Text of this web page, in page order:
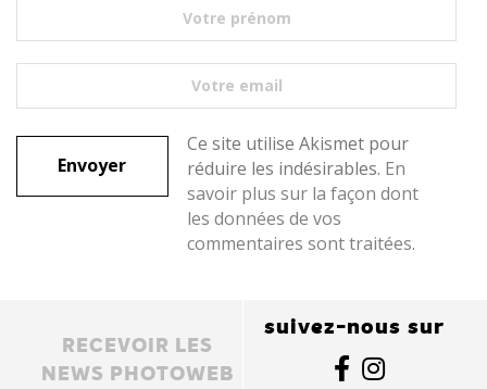
Ce site utilise Akismet pour
réduire les indésirables. En
savoir plus sur la façon dont
les données de vos
commentaires sont traitées.
RECEVOIR LES
NEWS PHOTOWEB
suivez-nous sur